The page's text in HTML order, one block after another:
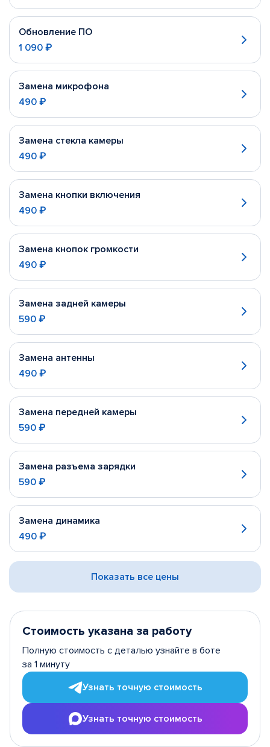
Обновление ПО
1 090 ₽
Замена микрофона
490 ₽
Замена стекла камеры
490 ₽
Замена кнопки включения
490 ₽
Замена кнопок громкости
490 ₽
Замена задней камеры
590 ₽
Замена антенны
490 ₽
Замена передней камеры
590 ₽
Замена разъема зарядки
590 ₽
Замена динамика
490 ₽
Показать все цены
Стоимость указана за работу
Полную стоимость с деталью узнайте в боте
за 1 минуту
Узнать точную стоимость
Узнать точную стоимость